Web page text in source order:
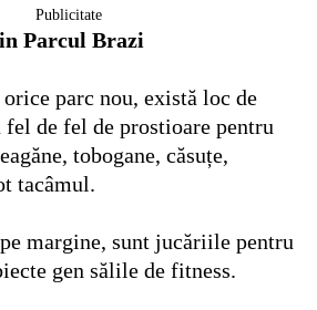
Publicitate
Parcul Brazi
parc nou, există loc de
fel de fel de prostioare pentru
tobogane, căsuțe,
tacâmul.
margine, sunt jucăriile pentru
gen sălile de fitness.